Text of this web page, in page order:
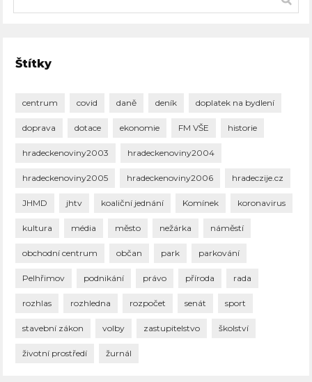
Štítky
centrum covid daně deník doplatek na bydlení
doprava dotace ekonomie FM VŠE historie
hradeckenoviny2003 hradeckenoviny2004
hradeckenoviny2005 hradeckenoviny2006 hradeczije.cz
JHMD jhtv koaliční jednání Komínek koronavirus
kultura média město nežárka náměstí
obchodní centrum občan park parkování
Pelhřimov podnikání právo příroda rada
rozhlas rozhledna rozpočet senát sport
stavební zákon volby zastupitelstvo školství
životní prostředí žurnál